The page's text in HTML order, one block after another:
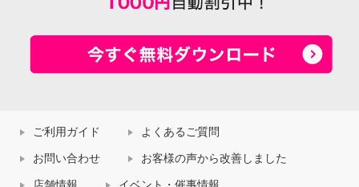
ご利用ガイド よくあるご質問
お問い合わせ お客様の声から改善しました